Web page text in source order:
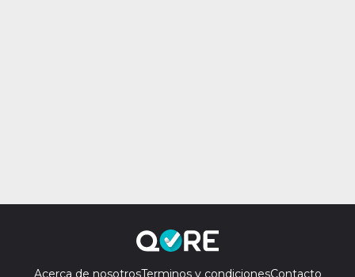
Acerca de nosotrosTerminos y condicionesContacto